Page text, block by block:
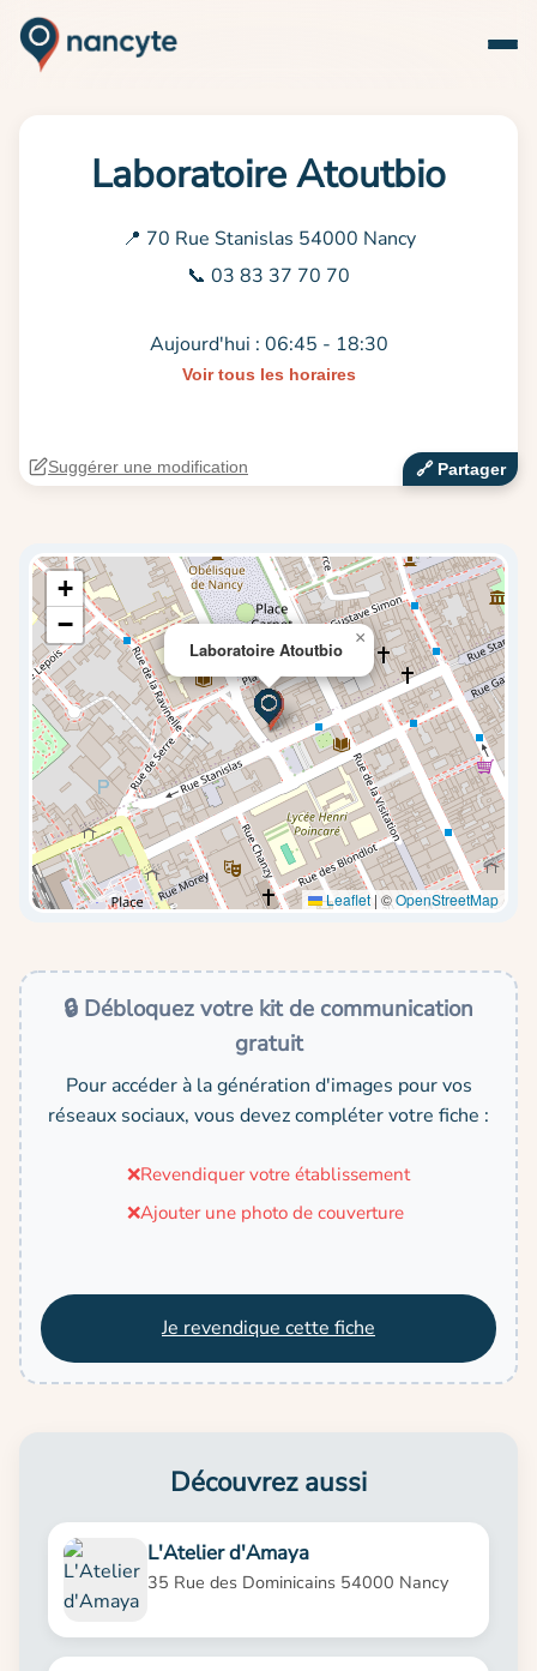
Laboratoire Atoutbio
📍 70 Rue Stanislas 54000 Nancy
📞 03 83 37 70 70
Aujourd'hui : 06:45 - 18:30
Voir tous les horaires
🔗‍️ Partager
Suggérer une modification
Laboratoire Atoutbio
×
+
−
Leaflet| ©OpenStreetMap
🔒 Débloquez votre kit de communication
gratuit
Pour accéder à la génération d'images pour vos
réseaux sociaux, vous devez compléter votre fiche :
❌Revendiquer votre établissement
❌Ajouter une photo de couverture
Je revendique cette fiche
Découvrez aussi
L'Atelier d'Amaya
35 Rue des Dominicains 54000 Nancy